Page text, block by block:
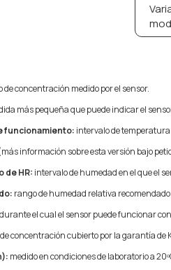
de concentración medido por el sensor.
más pequeña que puede indicar el
funcionamiento: intervalo de
información sobre esta versión bajo
de HR: intervalo de humedad en el que el
rango de humedad relativa
el cual el sensor puede funcionar
concentración cubierto por la garantía de
medido en condiciones de laboratorio a